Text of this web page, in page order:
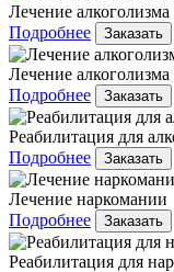
Лечение алкоголизма
Подробнее
Заказать
Лечение алкоголизма
Подробнее
Заказать
Реабилитация для
Подробнее
Заказать
Лечение наркомании
Подробнее
Заказать
Реабилитация для